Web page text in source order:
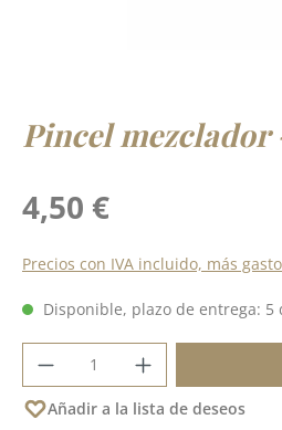
Pincel mezclador
Precio normal:
4,50 €
Precios con IVA incluido, más
Disponible, plazo de entrega: 5
Cantidad del
Añadir a la lista de deseos